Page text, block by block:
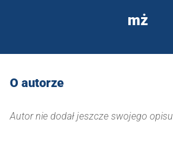
mż
O autorze
Autor nie dodał jeszcze swojego opisu.